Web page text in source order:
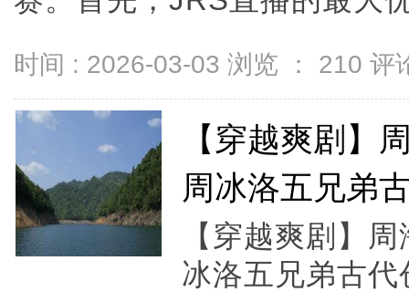
时间 : 2026-03-03 浏览 ： 210 评
【穿越爽剧】
周冰洛五兄弟
【穿越爽剧】
冰洛五兄弟古